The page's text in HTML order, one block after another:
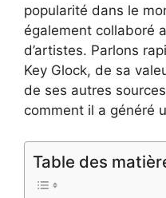
popularité dans le
également collaboré
d’artistes. Parlons
Key Glock, de sa
de ses autres
comment il a généré
Table des